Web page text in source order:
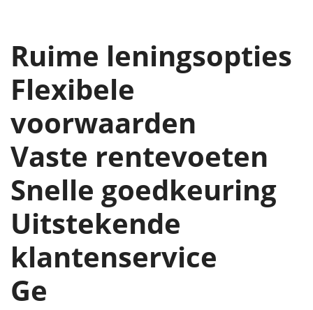
Ruime leningsopties
Flexibele
voorwaarden
Vaste rentevoeten
Snelle goedkeuring
Uitstekende
klantenservice
Ge